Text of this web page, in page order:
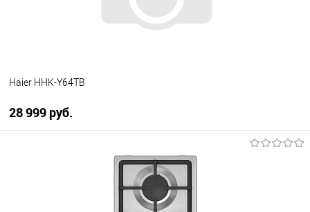
Haier HHK-Y64TB
28 999 руб.